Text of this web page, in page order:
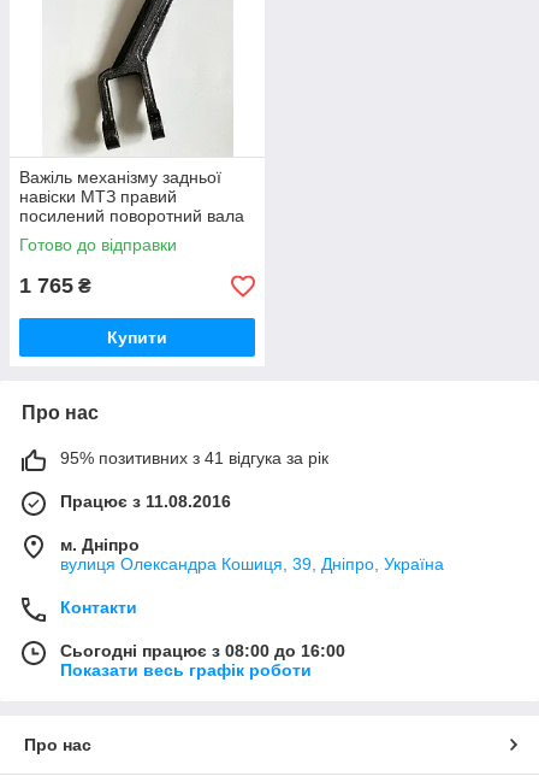
Важіль механізму задньої
навіски МТЗ правий
посилений поворотний вала
навески (вир-во Україна) 80-
4605022 / 80-4605022-А
Готово до відправки
1 765 ₴
Купити
Про нас
95% позитивних з 41 відгука за рік
Працює з 11.08.2016
м. Дніпро
вулиця Олександра Кошиця, 39, Дніпро, Україна
Контакти
Сьогодні працює з 08:00 до 16:00
Показати весь графік роботи
Про нас